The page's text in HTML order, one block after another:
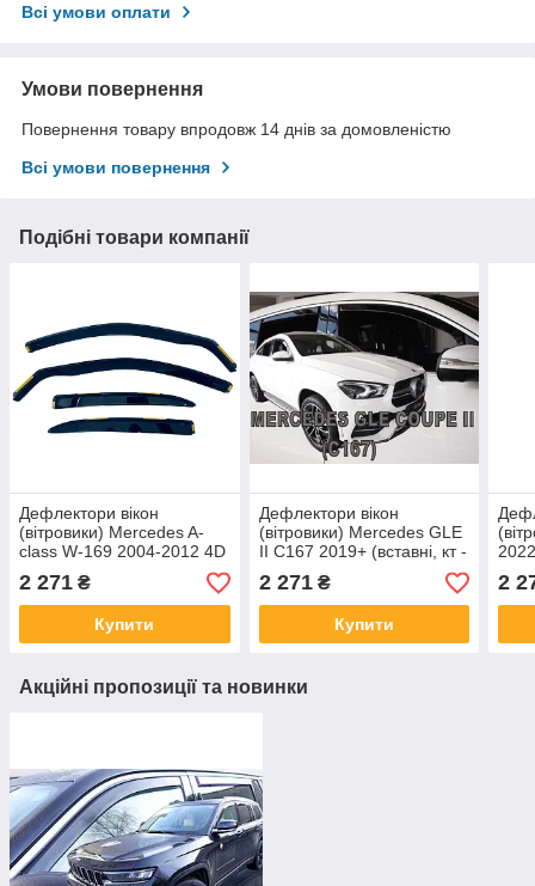
Всі умови оплати
Умови повернення
Повернення товару впродовж 14 днів за домовленістю
Всі умови повернення
Подібні товари компанії
Дефлектори вікон
(вітровики) Mercedes A-
class W-169 2004-2012 4D
2 271 ₴
Купити
Дефлектори вікон
(вітровики) Mercedes GLE
II C167 2019+ (вставні, кт -
2 271₴
Купити
2
Акційні пропозиції та новинки